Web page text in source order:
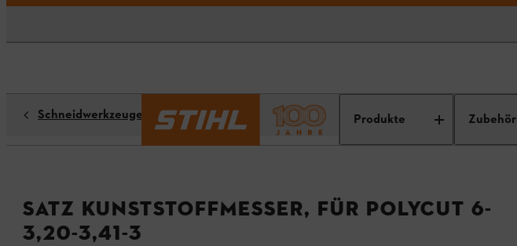
Produkte Zubehör
Schneidwerkzeuge
Satz Kunststoffmesser, für PolyCut 6-
3,20-3,41-3